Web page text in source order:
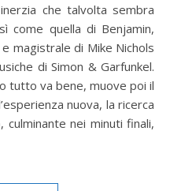
che talvolta sembra
come quella di Benjamin,
magistrale di Mike Nichols
di Simon & Garfunkel.
tutto va bene, muove poi il
nuova, la ricerca
nei minuti finali,